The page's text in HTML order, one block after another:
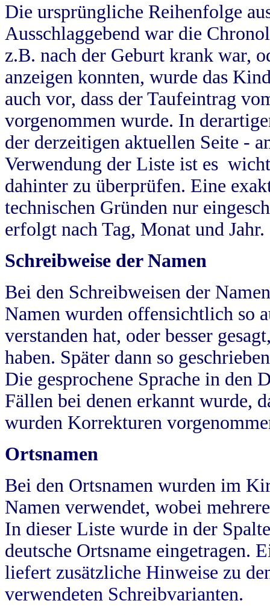
Die ursprüngliche Reihenfolge
Ausschlaggebend war die
z.B. nach der Geburt krank war,
anzeigen konnten, wurde das
auch vor, dass der Taufeintrag
vorgenommen wurde. In
der derzeitigen aktuellen Seite -
Verwendung der Liste ist es
dahinter zu überprüfen. Eine
technischen Gründen nur
erfolgt nach Tag, Monat und Jahr.
Schreibweise der Namen
Bei den Schreibweisen der
Namen wurden offensichtlich so
verstanden hat, oder besser
haben. Später dann so
Die gesprochene Sprache in
Fällen bei denen erkannt wurde,
wurden Korrekturen
Ortsnamen
Bei den Ortsnamen wurden im
Namen verwendet, wobei
In dieser Liste wurde in der
deutsche Ortsname eingetragen.
liefert zusätzliche Hinweise zu
verwendeten Schreibvarianten.